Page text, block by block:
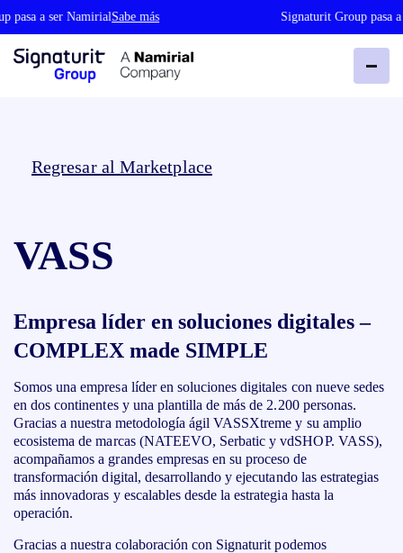
pasa a ser NamirialSabe más Signaturit Group pasa a
Regresar al Marketplace
VASS
Empresa líder en soluciones digitales –
COMPLEX made SIMPLE
Somos una empresa líder en soluciones digitales con nueve sedes
en dos continentes y una plantilla de más de 2.200 personas.
Gracias a nuestra metodología ágil VASSXtreme y su amplio
ecosistema de marcas (NATEEVO, Serbatic y vdSHOP. VASS),
acompañamos a grandes empresas en su proceso de
transformación digital, desarrollando y ejecutando las estrategias
más innovadoras y escalables desde la estrategia hasta la
operación.
Gracias a nuestra colaboración con Signaturit podemos